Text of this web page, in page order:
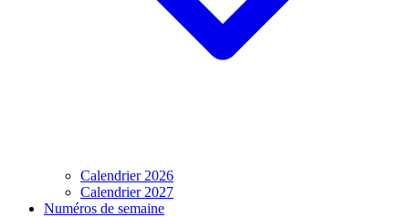
Calendrier 2026
Calendrier 2027
Numéros de semaine